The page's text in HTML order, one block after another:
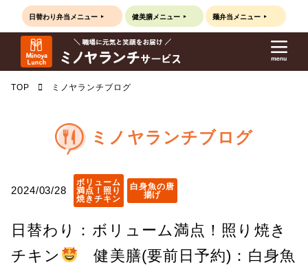
日替わり弁当 メニュー 健美膳メニュー 麺弁当 メニュー
TOP ミノヤランチブログ
ミノヤランチブログ
2024/03/28
ボリューム
満点！照り
焼きチキン
白身魚の唐
揚げ
日替わり：ボリューム満点！照り焼き
チキン
健美膳(要前日予約)：白身魚